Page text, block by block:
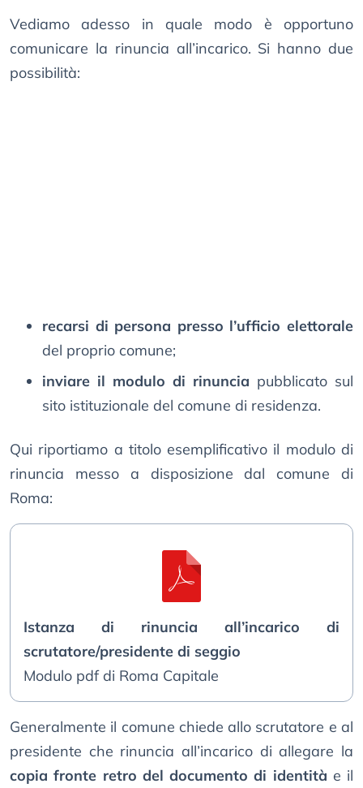
Vediamo adesso in quale modo è opportuno
comunicare la rinuncia all’incarico. Si hanno due
possibilità:
recarsi di persona presso l’ufficio elettorale
del proprio comune;
inviare il modulo di rinuncia pubblicato sul
sito istituzionale del comune di residenza.
Qui riportiamo a titolo esemplificativo il modulo di
rinuncia messo a disposizione dal comune di
Roma:
Istanza di rinuncia all’incarico di
scrutatore/presidente di seggio
Modulo pdf di Roma Capitale
Generalmente il comune chiede allo scrutatore e al
presidente che rinuncia all’incarico di allegare la
copia fronte retro del documento di identità e il